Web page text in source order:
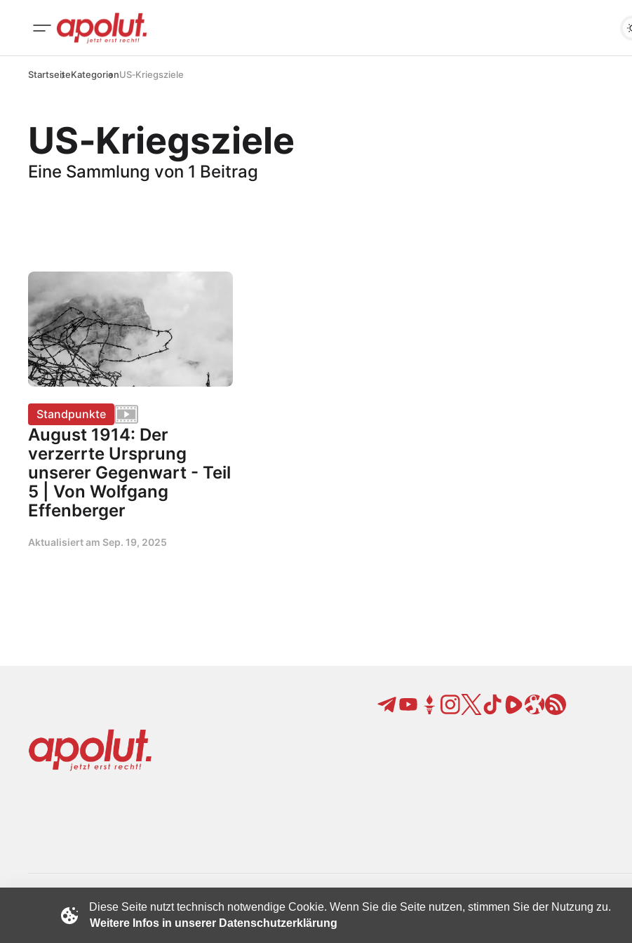
StartseiteKategorienUS‑Kriegsziele
US‑Kriegsziele
Eine Sammlung von 1 Beitrag
Standpunkte
August 1914: Der
verzerrte Ursprung
unserer Gegenwart - Teil
5 | Von Wolfgang
Effenberger
Aktualisiert am Sep. 19, 2025
Copyright © 2024 apolut | Jetzt erst recht!. Published apolut Creatives Ltd.
Diese Seite nutzt technisch notwendige Cookie. Wenn Sie die Seite nutzen, stimmen Sie der Nutzung zu.
Weitere Infos in unserer Datenschutzerklärung